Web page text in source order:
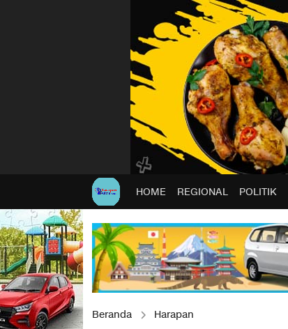
HOME REGIONAL POLITIK
Beranda Harapan